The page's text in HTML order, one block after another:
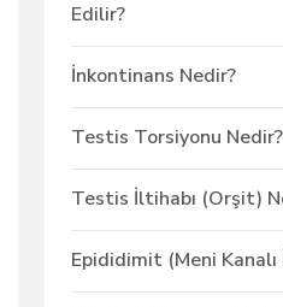
Edilir?
İnkontinans Nedir?
Testis Torsiyonu Nedir?
Testis İltihabı (Orşit)
Epididimit (Meni Kanalı